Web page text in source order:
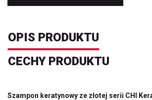
OPIS PRODUKTU
CECHY PRODUKTU
Szampon keratynowy ze złotej serii CHI